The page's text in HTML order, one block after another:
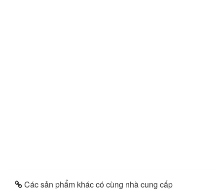
Các sản phẩm khác có cùng nhà cung cấp